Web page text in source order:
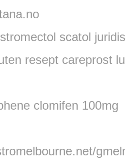
scatol
resept careprost
clomifen 100mg